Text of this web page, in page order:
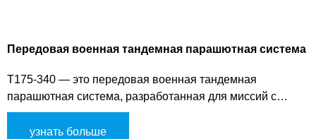
Передовая военная тандемная парашютная система
T175-340 — это передовая военная тандемная
парашютная система, разработанная для миссий с
двумя операторами и операций по сбросу тяжелого
оборудования. Она предлагает высокую общую
узнать больше